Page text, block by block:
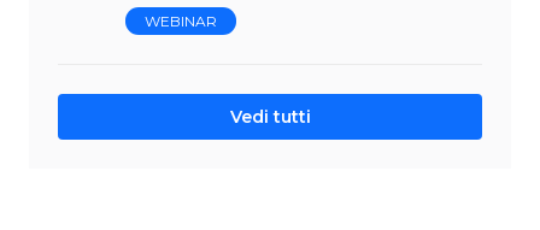
WEBINAR
Vedi tutti